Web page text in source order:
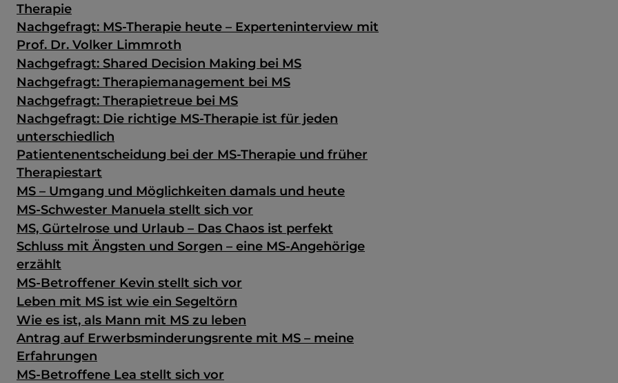
Therapie
Nachgefragt: MS-Therapie heute – Experteninterview mit
Prof. Dr. Volker Limmroth
Nachgefragt: Shared Decision Making bei MS
Nachgefragt: Therapiemanagement bei MS
Nachgefragt: Therapietreue bei MS
Nachgefragt: Die richtige MS-Therapie ist für jeden
unterschiedlich
Patientenentscheidung bei der MS-Therapie und früher
Therapiestart
MS – Umgang und Möglichkeiten damals und heute
MS-Schwester Manuela stellt sich vor
MS, Gürtelrose und Urlaub – Das Chaos ist perfekt
Schluss mit Ängsten und Sorgen – eine MS-Angehörige
erzählt
MS-Betroffener Kevin stellt sich vor
Leben mit MS ist wie ein Segeltörn
Wie es ist, als Mann mit MS zu leben
Antrag auf Erwerbsminderungsrente mit MS – meine
Erfahrungen
MS-Betroffene Lea stellt sich vor